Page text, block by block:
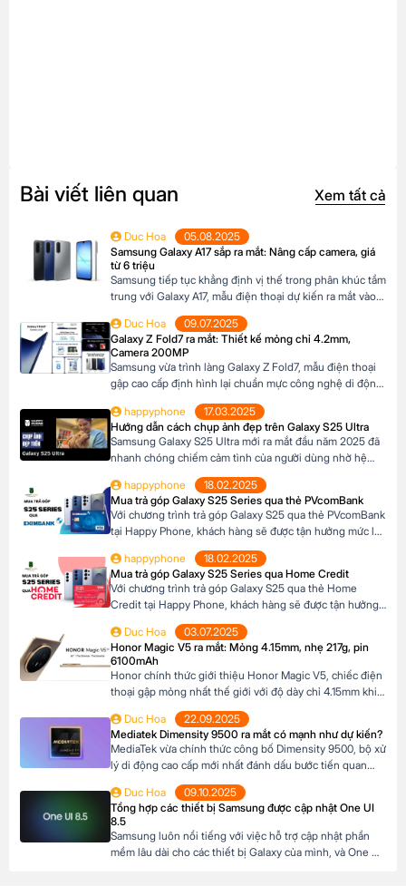
Bài viết liên quan Xem tất cả
Duc Hoa
05.08.2025
Samsung Galaxy A17 sắp ra mắt: Nâng cấp camera, giá
từ 6 triệu
Samsung tiếp tục khẳng định vị thế trong phân khúc tầm
trung với Galaxy A17, mẫu điện thoại dự kiến ra mắt vào
cuối năm 2025 đã xuất hiện trên website các hệ thống
bán lẻ tại Châu Âu. Với những nâng cấp đáng chú ý về
camera, hiệu năng và thiết kế, Galaxy A17 […]
Duc Hoa
09.07.2025
Galaxy Z Fold7 ra mắt: Thiết kế mỏng chỉ 4.2mm,
Camera 200MP
Samsung vừa trình làng Galaxy Z Fold7, mẫu điện thoại
gập cao cấp định hình lại chuẩn mực công nghệ di động.
200MP sắc nét chưa từng có trên dòng Z Fold, sản phẩm
này không chỉ là một thiết bị công nghệ […]
happyphone
17.03.2025
Hướng dẫn cách chụp ảnh đẹp trên Galaxy S25 Ultra
Samsung Galaxy S25 Ultra mới ra mắt đầu năm 2025 đã
nhanh chóng chiếm cảm tình của người dùng nhờ hệ
200MP, khả năng zoom xa ấn tượng và các tính năng
thông minh giúp ghi lại những khoảnh khắc đẹp trong
cuộc sống. Sau đây […]
happyphone
18.02.2025
Mua trả góp Galaxy S25 Series qua thẻ PVcomBank
Với chương trình trả góp Galaxy S25 qua thẻ PVcomBank
tại Happy Phone, khách hàng sẽ được tận hưởng mức lãi
lựa chọn kỳ hạn trả góp từ 3 đến 12 tháng, phù hợp với
khả năng tài chính của mình. Mục […]
happyphone
18.02.2025
Mua trả góp Galaxy S25 Series qua Home Credit
Với chương trình trả góp Galaxy S25 qua thẻ Home
Credit tại Happy Phone, khách hàng sẽ được tận hưởng
mức lãi suất cực kỳ ưu đãi. Đặc biệt, khách hàng có thể
linh hoạt lựa chọn kỳ hạn trả góp từ 3 đến 12 tháng, phù
hợp với khả năng tài chính của mình. […]
Duc Hoa
03.07.2025
Honor Magic V5 ra mắt: Mỏng 4.15mm, nhẹ 217g, pin
6100mAh
Honor chính thức giới thiệu Honor Magic V5, chiếc điện
thoại gập mỏng nhất thế giới với độ dày chỉ 4.15mm khi
mở và 8.8mm khi gập (phiên bản Trắng Ngà). Với trọng
lượng 217g, pin dung lượng lớn 6100mAh và công nghệ
AI tiên tiến, Honor Magic V5 định nghĩa lại chuẩn mực
flagship […]
Duc Hoa
22.09.2025
Mediatek Dimensity 9500 ra mắt có mạnh như dự kiến?
MediaTek vừa chính thức công bố Dimensity 9500, bộ xử
lý di động cao cấp mới nhất đánh dấu bước tiến quan
trọng trong dòng sản phẩm flagship của hãng. Với kiến
trúc tiên tiến và các tối ưu hóa tập trung vào hiệu suất,
hiệu quả năng lượng cùng trí tuệ nhân tạo, Dimensity […]
Duc Hoa
09.10.2025
Tổng hợp các thiết bị Samsung được cập nhật One UI
8.5
Samsung luôn nổi tiếng với việc hỗ trợ cập nhật phần
mềm lâu dài cho các thiết bị Galaxy của mình, và One UI